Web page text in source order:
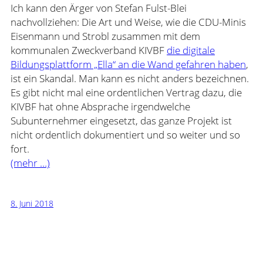
Ich kann den Ärger von Stefan Fulst-Blei
nachvollziehen: Die Art und Weise, wie die CDU-Minis
Eisenmann und Strobl zusammen mit dem
kommunalen Zweckverband KIVBF die digitale
Bildungsplattform „Ella“ an die Wand gefahren haben,
ist ein Skandal. Man kann es nicht anders bezeichnen.
Es gibt nicht mal eine ordentlichen Vertrag dazu, die
KIVBF hat ohne Absprache irgendwelche
Subunternehmer eingesetzt, das ganze Projekt ist
nicht ordentlich dokumentiert und so weiter und so
fort.
(mehr …)
8. Juni 2018